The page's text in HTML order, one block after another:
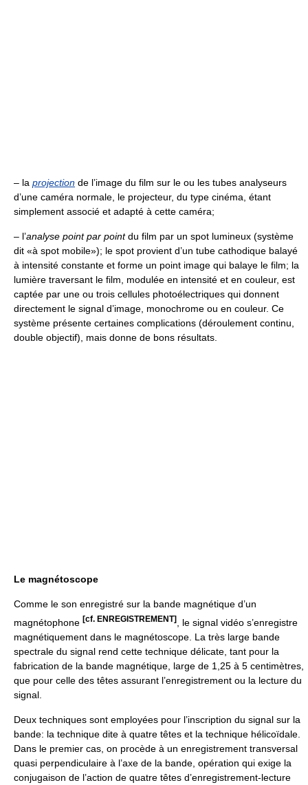
– la projection de l’image du film sur le ou les tubes analyseurs
d’une caméra normale, le projecteur, du type cinéma, étant
simplement associé et adapté à cette caméra;
– l’analyse point par pointdu film par un spot lumineux (système
dit «à spot mobile»); le spot provient d’un tube cathodique balayé
à intensité constante et forme un point image qui balaye le film; la
lumière traversant le film, modulée en intensité et en couleur, est
captée par une ou trois cellules photoélectriques qui donnent
directement le signal d’image, monochrome ou en couleur. Ce
système présente certaines complications (déroulement continu,
double objectif), mais donne de bons résultats.
Le magnétoscope
Comme le son enregistré sur la bande magnétique d’un
magnétophone [cf. ENREGISTREMENT]
, le signal vidéo s’enregistre
magnétiquement dans le magnétoscope. La très large bande
spectrale du signal rend cette technique délicate, tant pour la
fabrication de la bande magnétique, large de 1,25 à 5 centimètres,
que pour celle des têtes assurant l’enregistrement ou la lecture du
signal.
Deux techniques sont employées pour l’inscription du signal sur la
bande: la technique dite à quatre têtes et la technique hélicoïdale.
Dans le premier cas, on procède à un enregistrement transversal
quasi perpendiculaire à l’axe de la bande, opération qui exige la
conjugaison de l’action de quatre têtes d’enregistrement-lecture